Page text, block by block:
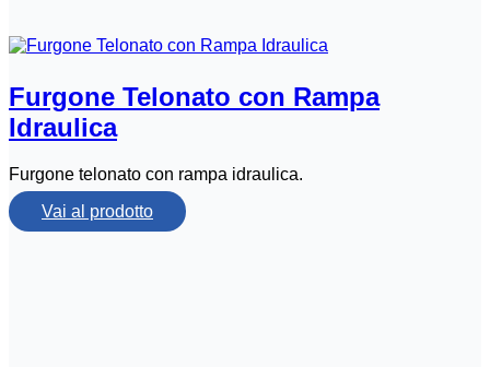
Furgone Telonato con Rampa
Idraulica
Furgone telonato con rampa idraulica.
Vai al prodotto